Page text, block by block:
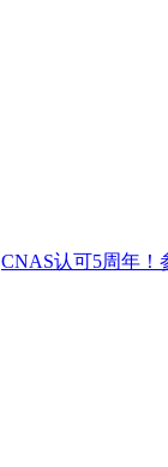
CNAS认可5周年！